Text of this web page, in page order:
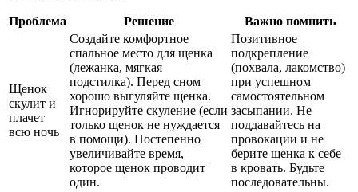
Проблема Решение Важно помнить
Щенок
скулит и
плачет
всю ночь
Создайте комфортное
спальное место для щенка
(лежанка, мягкая
подстилка). Перед сном
хорошо выгуляйте щенка.
Игнорируйте скуление (если
только щенок не нуждается
в помощи). Постепенно
увеличивайте время,
которое щенок проводит
один.
Позитивное
подкрепление
(похвала, лакомство)
при успешном
самостоятельном
засыпании. Не
поддавайтесь на
провокации и не
берите щенка к себе
в кровать. Будьте
последовательны.